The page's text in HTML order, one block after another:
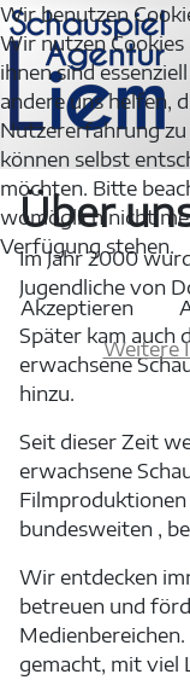
Über
Im Jahr 2000
Jugendliche von
Später kam auch
erwachsene
hinzu.
Seit dieser Zeit
erwachsene
bundesweiten ,
Wir entdecken
betreuen und
gemacht, mit viel
Wir benutzen
Wir nutzen
ihnen sind
andere uns helfen,
Nutzererfahrung zu
können selbst
möchten. Bitte
womöglich nicht
Verfügung stehen.
Akzeptieren
Weitere